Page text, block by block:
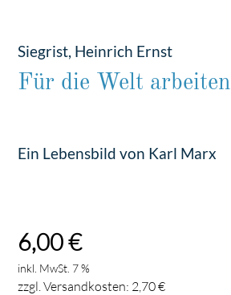
Siegrist, Heinrich Ernst
Für die Welt arbeiten
Ein Lebensbild von Karl Marx
6,00€
inkl. MwSt. 7 %
zzgl. Versandkosten: 2,70€